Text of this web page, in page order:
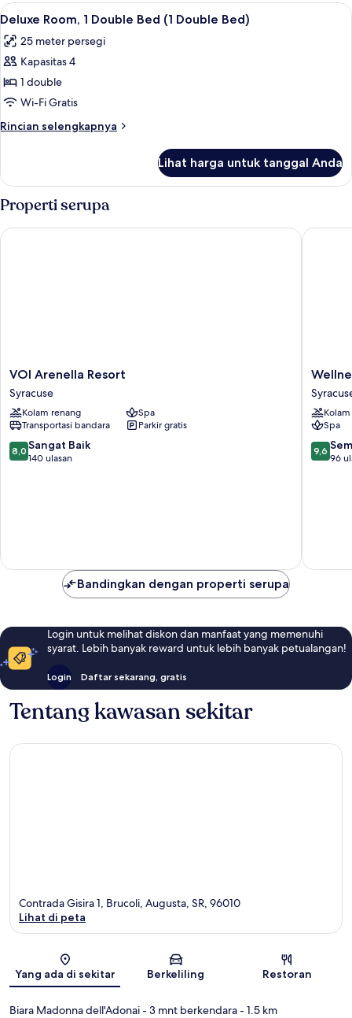
Lihat
semua
foto
untuk
Deluxe
Room,
1
Double
(1
Double
Bed)
Brankas, meja kerja, tirai kedap
9
Deluxe Room, 1 Double Bed (1 Double Bed)
25 meter persegi
Kapasitas 4
1 double
Wi-Fi Gratis
Rincian selengkapnya
Rincian
Deluxe
1
Bed
Lihat harga untuk tanggal Anda
Properti serupa
VOI
Arenella
Resort
Syracuse
VOI Arenella Resort
Syracuse
Kolam renang
Spa
Transportasi bandara
Parkir gratis
8.0
dari
8,0 Sangat Baik
140 ulasan
VOI Arenella Resort
&
Spa
Hotel
Principe
di
Fitalia
Spa
9.6
dari
9,6
96
Bandingkan dengan properti serupa
Login untuk melihat diskon dan manfaat yang memenuhi
syarat. Lebih banyak reward untuk lebih banyak petualangan!
Login Daftar sekarang, gratis
Tentang kawasan sekitar
Peta
Contrada Gisira 1, Brucoli, Augusta, SR, 96010
Lihat di peta
Yang ada di sekitar Berkeliling Restoran
Biara Madonna dell'Adonai- 3 mnt berkendara- 1.5 km